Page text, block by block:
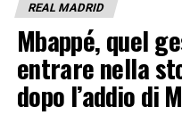
REAL MADRID
Mbappé, quel
entrare nella
dopo l’addio di